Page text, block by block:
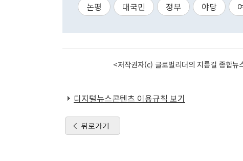
논평
대국민 정부 야당
<저작권자(c) 글로벌리더의 지름길 종합
디지털뉴스콘텐츠 이용규칙 보기
뒤로가기